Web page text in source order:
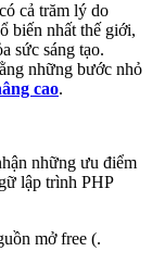
cả trăm lý do
biến nhất thế giới,
sức sáng tạo.
những bước nhỏ
cao.
những ưu điểm
lập trình PHP
mở free (.